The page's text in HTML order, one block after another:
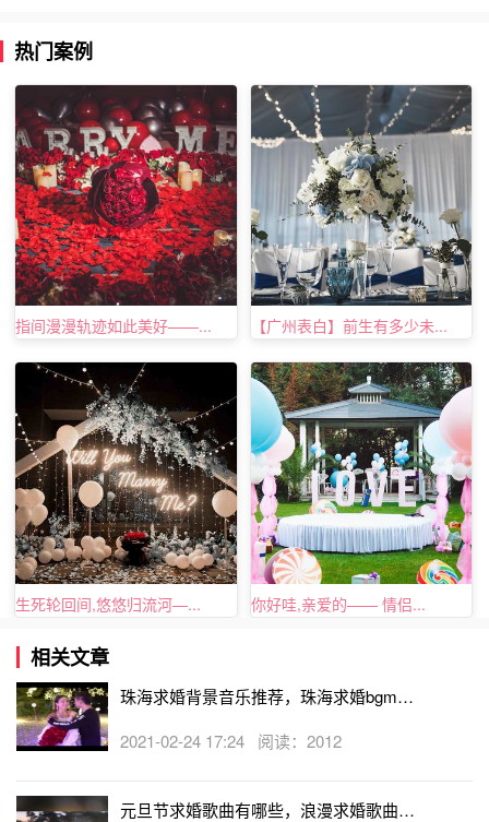
求婚歌曲三、《Imagine me without you》
这首歌的曲风很清新自然，每一句歌词中都是侬侬的化不开
的想念，当男士求婚的时候，为她戴上准备好的乐维斯钻
戒，在优美的旋律下，说出钻戒的寓意，将会是一场很浪漫
的求婚。当他深情款款地唱出对你的爱，告诉你because of
you,it is allbrand new.my life is noe worthwhile时，你是否
倍加感动?同时，也会深有感触。
热门案例
指间漫漫轨迹如此美好——... 【广州表白】前生有多少未...
生死轮回间,悠悠归流河—... 你好哇,亲爱的—— 情侣...
相关文章
珠海求婚背景音乐推荐，珠海求婚bgm分
2021-02-24 17:24 阅读：2012
元旦节求婚歌曲有哪些，浪漫求婚歌曲推